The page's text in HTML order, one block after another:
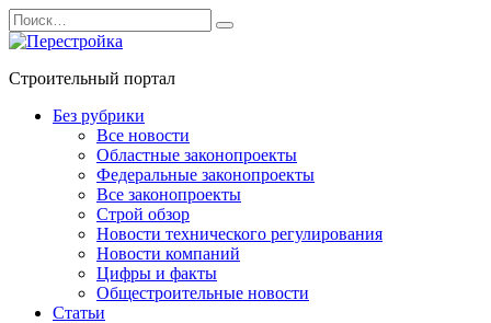
Перейти
к
содержанию
Search
for:
Строительный портал
Без рубрики
Все новости
Областные законопроекты
Федеральные законопроекты
Все законопроекты
Строй обзор
Новости технического регулирования
Новости компаний
Цифры и факты
Общестроительные новости
Статьи